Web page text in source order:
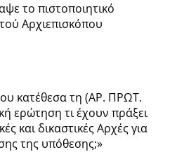
το πιστοποιητικό
Αρχιεπισκόπου
κατέθεσα τη (ΑΡ. ΠΡΩΤ.
ερώτηση τι έχουν πράξει
και δικαστικές Αρχές για
της υπόθεσης;»